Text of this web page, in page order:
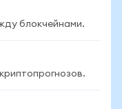
блокчейнами.